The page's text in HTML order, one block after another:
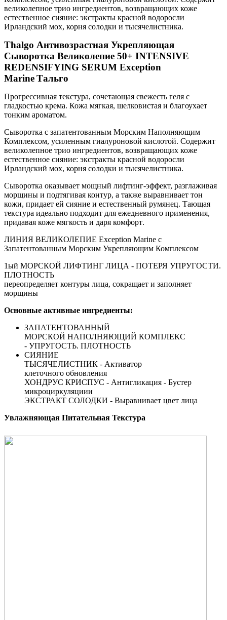
великолепное трио ингредиентов, возвращающих коже
естественное сияние: экстракты красной водоросли
Ирландский мох, корня солодки и тысячелистника.
Thalgo Антивозрастная Укрепляющая
Сыворотка Великолепие 50+ INTENSIVE
REDENSIFYING SERUM Exception
MarineТальго
Прогрессивная текстура, сочетающая свежесть геля с
гладкостью крема. Кожа мягкая, шелковистая и благоухает
тонким ароматом.
Сыворотка с запатентованным Морским Наполняющим
Комплексом, усиленным гиалуроновой кислотой. Содержит
великолепное трио ингредиентов, возвращающих коже
естественное сияние: экстракты красной водоросли
Ирландский мох, корня солодки и тысячелистника.
Сыворотка оказывает мощный лифтинг-эффект, разглаживая
морщины и подтягивая контур, а также выравнивает тон
кожи, придает ей сияние и естественный румянец. Тающая
текстура идеально подходит для ежедневного применения,
придавая коже мягкость и даря комфорт.
ЛИНИЯ ВЕЛИКОЛЕПИЕ Exception Marine с
Запатентованным Морским Укрепляющим Комплексом
1ый МОРСКОЙ ЛИФТИНГ ЛИЦА - ПОТЕРЯ УПРУГОСТИ.
ПЛОТНОСТЬ
переопределяет контуры лица, сокращает и заполняет
морщины
Основные активные ингредиенты:
ЗАПАТЕНТОВАННЫЙ
МОРСКОЙ НАПОЛНЯЮЩИЙ КОМПЛЕКС
- УПРУГОСТЬ. ПЛОТНОСТЬ
СИЯНИЕ
ТЫСЯЧЕЛИСТНИК - Активатор
клеточного обновления
ХОНДРУС КРИСПУС - Антигликация - Бустер
микроциркуляциии
ЭКСТРАКТ СОЛОДКИ - Выравнивает цвет лица
Увлажняющая Питательная Текстура